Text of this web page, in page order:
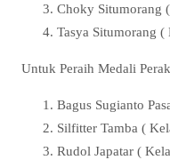
Choky Situmorang
Tasya Situmorang
Untuk Peraih Medali
Bagus Sugianto
Silfitter Tamba (
Rudol Japatar (